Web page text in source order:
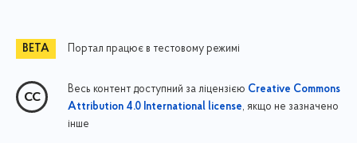
Портал працює в тестовому режимі
Весь контент доступний за ліцензією Creative Commons
Attribution 4.0 International license, якщо не зазначено
інше